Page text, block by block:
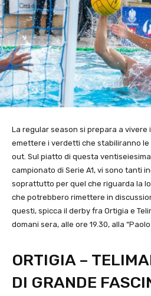
La regular season si prepara a vivere
emettere i verdetti che stabiliranno
out. Sul piatto di questa
campionato di Serie A1, vi sono tanti
soprattutto per quel che riguarda la
che potrebbero rimettere in
questi, spicca il derby fra Ortigia e
domani sera, alle ore 19.30, alla
ORTIGIA –
DI GRANDE